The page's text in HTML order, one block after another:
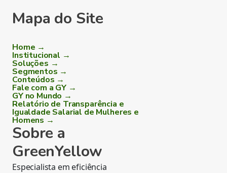
Mapa do Site
Home →
Institucional →
Soluções →
Segmentos →
Conteúdos →
Fale com a GY →
GY no Mundo →
Relatório de Transparência e
Igualdade Salarial de Mulheres e
Homens →
Sobre a
GreenYellow
Especialista em eficiência